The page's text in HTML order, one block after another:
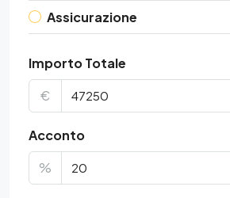
Assicurazione
Importo Totale
€
Acconto
%